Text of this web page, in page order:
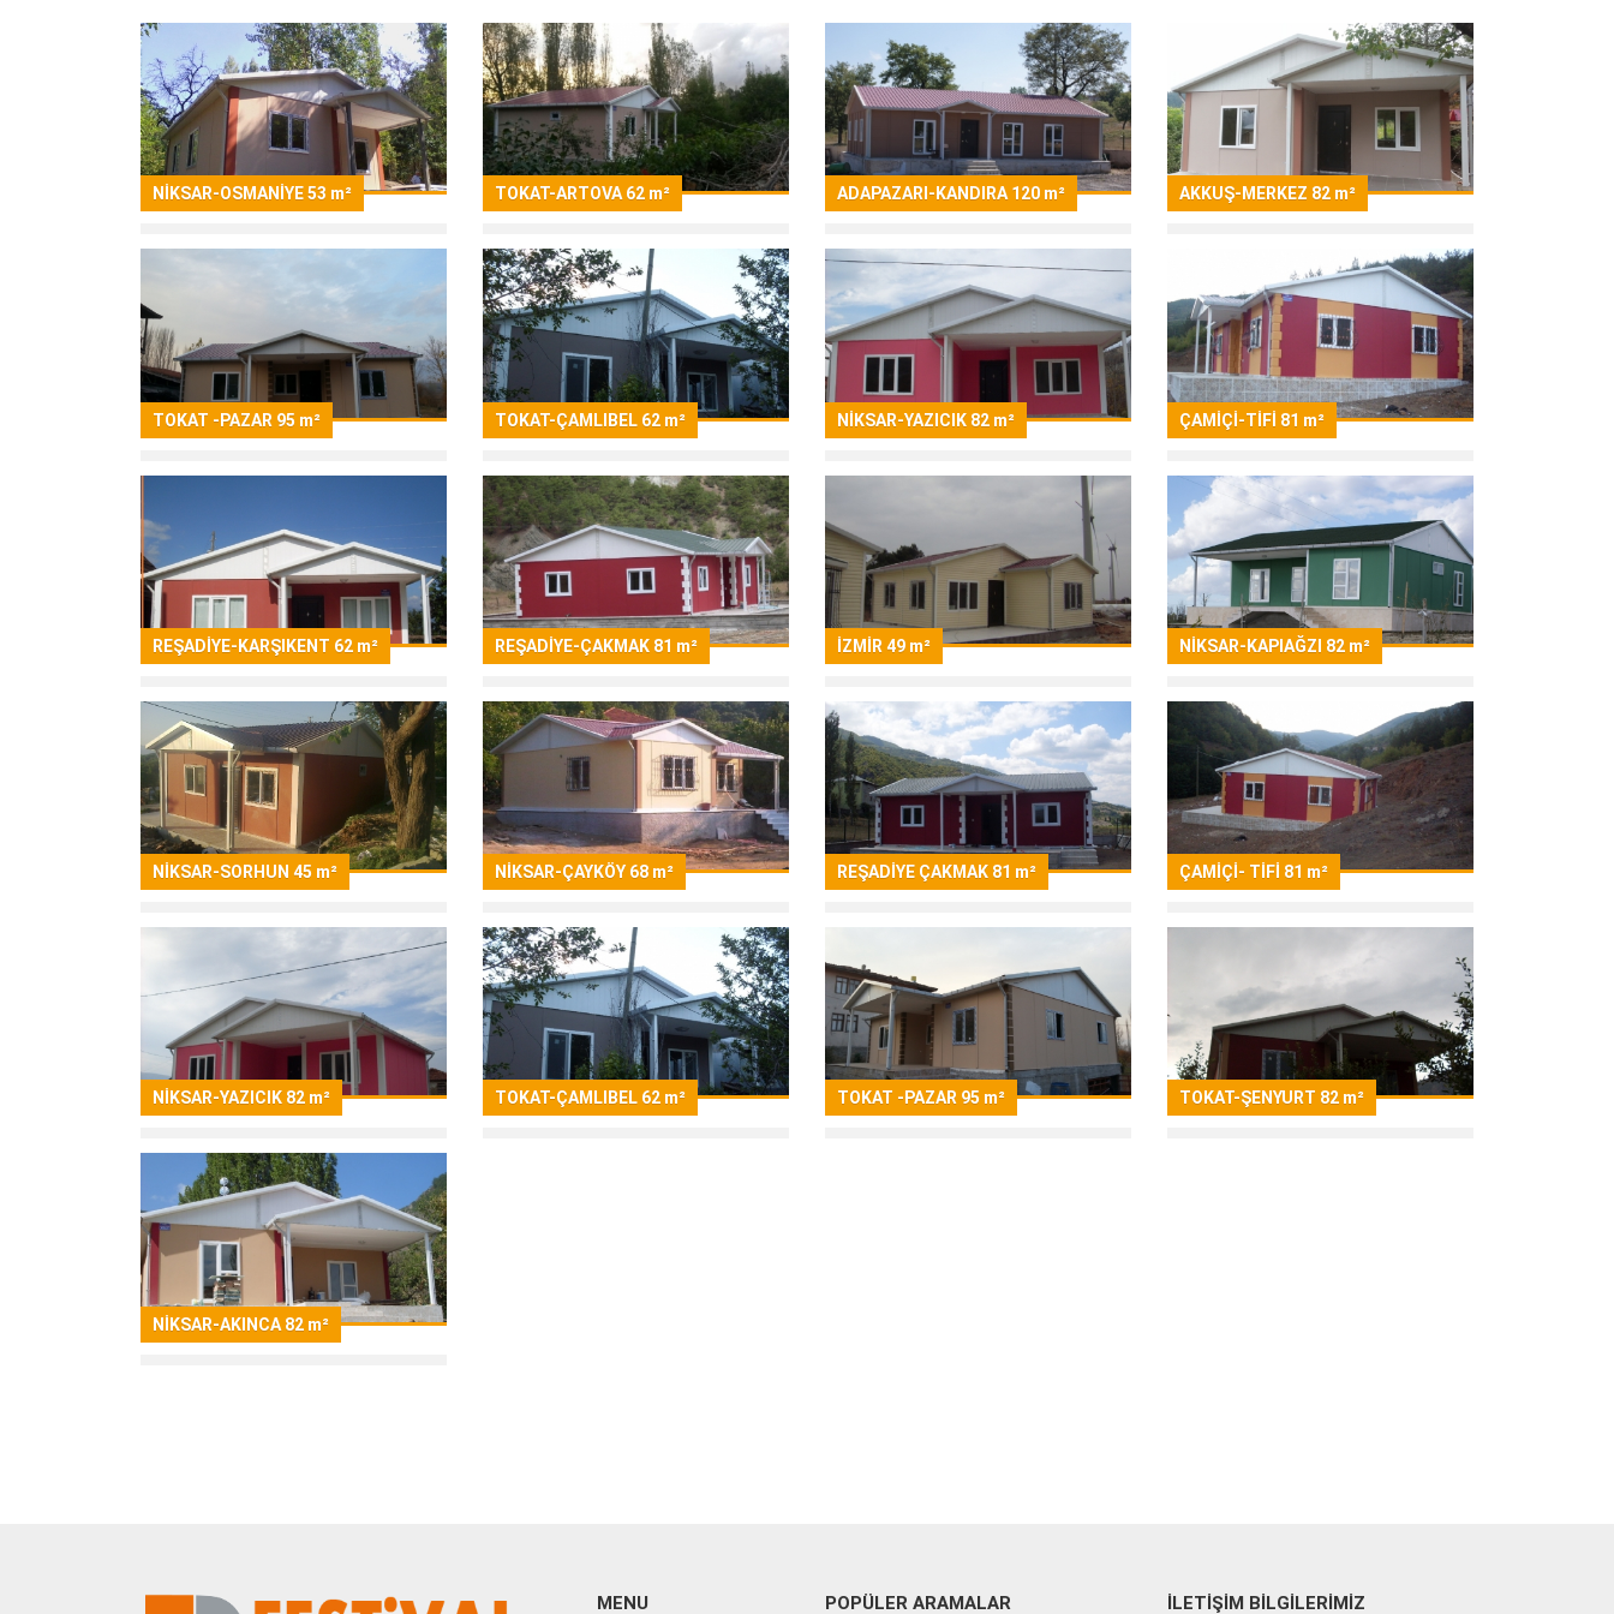
NİKSAR-OSMANİYE 53 m² TOKAT-ARTOVA 62 m² ADAPAZARI-KANDIRA 120 m² AKKUŞ-MERKEZ 82 m²
TOKAT -PAZAR 95 m² TOKAT-ÇAMLIBEL 62 m² NİKSAR-YAZICIK 82 m² ÇAMİÇİ-TİFİ 81 m²
REŞADİYE-KARŞIKENT 62 m² REŞADİYE-ÇAKMAK 81 m² İZMİR 49 m² NİKSAR-KAPIAĞZI 82 m²
NİKSAR-SORHUN 45 m² NİKSAR-ÇAYKÖY 68 m² REŞADİYE ÇAKMAK 81 m² ÇAMİÇİ- TİFİ 81 m²
NİKSAR-YAZICIK 82 m² TOKAT-ÇAMLIBEL 62 m² TOKAT -PAZAR 95 m² TOKAT-ŞENYURT 82 m²
NİKSAR-AKINCA 82 m²
MENU POPÜLER ARAMALAR İLETİŞİM BİLGİLERİMİZ